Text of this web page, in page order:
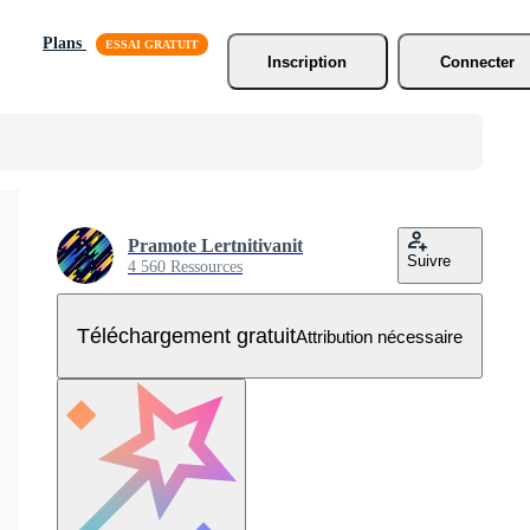
Plans
Inscription
Connecter
Pramote Lertnitivanit
4 560 Ressources Suivre
Téléchargement gratuitAttribution nécessaire